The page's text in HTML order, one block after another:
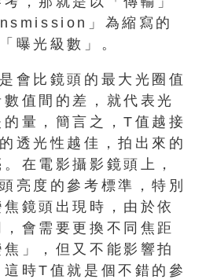
」為縮寫的
曝光級數」。
會比鏡頭的最大光圈值
值間的差，就代表光
量，簡言之，T值越接
透光性越佳，拍出來的
在電影攝影鏡頭上，
亮度的參考標準，特別
鏡頭出現時，由於依
會需要更換不同焦距
」，但又不能影響拍
時T值就是個不錯的參